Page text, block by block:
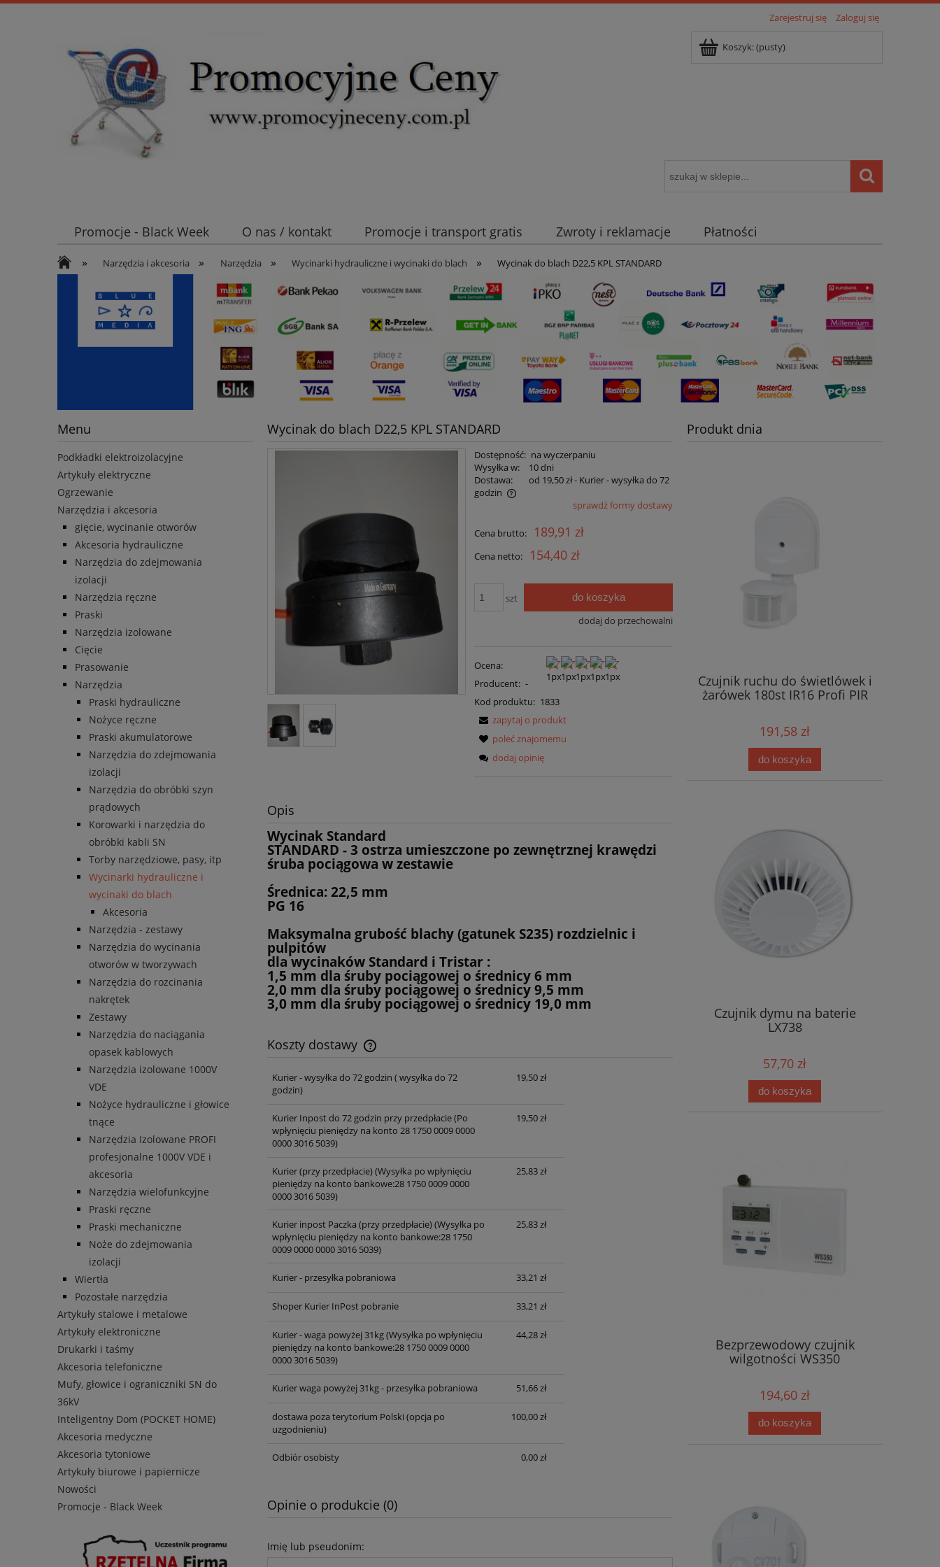
Zarejestruj się Zaloguj się
Koszyk:(pusty)
Promocje - Black Week O nas / kontakt Promocje i transport gratis Zwroty i reklamacje
Płatności
Koszt wysyłki
Mufy i głowice SN Euromold Nexans Automatyka NOVATEK Inteligentny dom ( POCKET HOME )
» Narzędzia i akcesoria » Narzędzia » Wycinarki hydrauliczne i wycinaki do blach » Wycinak do blach D22,5 KPL STANDARD
Menu
Podkładki elektroizolacyjne
Artykuły elektryczne
Ogrzewanie
Narzędzia i akcesoria
gięcie, wycinanie otworów
Akcesoria hydrauliczne
Narzędzia do zdejmowania
izolacji
Narzędzia ręczne
Praski
Narzędzia izolowane
Cięcie
Prasowanie
Narzędzia
Praski hydrauliczne
Nożyce ręczne
Praski akumulatorowe
Narzędzia do zdejmowania
izolacji
Narzędzia do obróbki szyn
prądowych
Korowarki i narzędzia do
obróbki kabli SN
Torby narzędziowe, pasy, itp
Wycinarki hydrauliczne i
wycinaki do blach
Akcesoria
Narzędzia - zestawy
Narzędzia do wycinania
otworów w tworzywach
Narzędzia do rozcinania
nakrętek
Zestawy
Narzędzia do naciągania
opasek kablowych
Narzędzia izolowane 1000V
VDE
Nożyce hydrauliczne i głowice
tnące
Narzędzia Izolowane PROFI
profesjonalne 1000V VDE i
akcesoria
Narzędzia wielofunkcyjne
Praski ręczne
Praski mechaniczne
Noże do zdejmowania
izolacji
Wiertła
Pozostałe narzędzia
Artykuły stalowe i metalowe
Artykuły elektroniczne
Drukarki i taśmy
Akcesoria telefoniczne
Mufy, głowice i ograniczniki SN do
36kV
Inteligentny Dom (POCKET HOME)
Akcesoria medyczne
Akcesoria tytoniowe
Artykuły biurowe i papiernicze
Nowości
Promocje - Black Week
Wycinak do blach D22,5 KPL STANDARD
Dostępność: na wyczerpaniu
Wysyłka w:
10 dni
Dostawa:
od 19,50 zł- Kurier - wysyłka do 72
godzin
Cena nie zawiera ewentualnych kosztów
sprawdź formy dostawy
Cena brutto: 189,91 zł
Cena netto: 154,40 zł
szt do koszyka
dodaj do przechowalni
Ocena:
Producent: -
Kod produktu: 1833
zapytaj o produkt
poleć znajomemu
dodaj opinię
Opis
Wycinak Standard
STANDARD - 3 ostrza umieszczone po zewnętrznej krawędzi
śruba pociągowa w zestawie
Średnica: 22,5 mm
PG 16
Maksymalna grubość blachy (gatunek S235) rozdzielnic i
pulpitów
dla wycinaków Standard i Tristar :
1,5 mm dla śruby pociągowej o średnicy 6 mm
2,0 mm dla śruby pociągowej o średnicy 9,5 mm
3,0 mm dla śruby pociągowej o średnicy 19,0 mm
Koszty dostawy
Cena nie zawiera ewentualnych kosztów
Kurier - wysyłka do 72 godzin ( wysyłka do 72
godzin)
19,50 zł
Kurier Inpost do 72 godzin przy przedpłacie(Po
wpłynięciu pieniędzy na konto 28 1750 0009 0000
0000 3016 5039)
19,50 zł
Kurier (przy przedpłacie)(Wysyłka po wpłynięciu
pieniędzy na konto bankowe:28 1750 0009 0000
0000 3016 5039)
25,83 zł
Kurier inpost Paczka (przy przedpłacie)(Wysyłka po
wpłynięciu pieniędzy na konto bankowe:28 1750
0009 0000 0000 3016 5039)
25,83 zł
Kurier - przesyłka pobraniowa 33,21 zł
Shoper Kurier InPost pobranie 33,21 zł
Kurier - waga powyżej 31kg(Wysyłka po wpłynięciu
pieniędzy na konto bankowe:28 1750 0009 0000
0000 3016 5039)
44,28 zł
Kurier waga powyżej 31kg - przesyłka pobraniowa 51,66 zł
dostawa poza terytorium Polski (opcja po
uzgodnieniu)
100,00 zł
Odbiór osobisty 0,00 zł
Opinie o produkcie (0)
Imię lub pseudonim:
Produkt dnia
Czujnik ruchu do świetlówek i
żarówek 180st IR16 Profi PIR
191,58 zł
do koszyka
Czujnik dymu na baterie
LX738
57,70 zł
do koszyka
Bezprzewodowy czujnik
wilgotności WS350
194,60 zł
do koszyka